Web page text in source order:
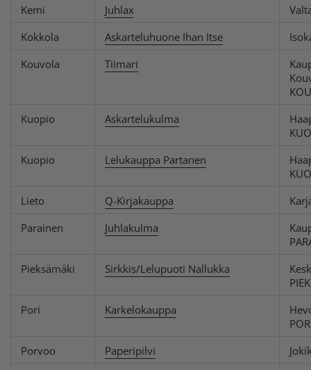
Kemi
Juhlax
Kokkola
Askarteluhuone Ihan Itse
Kouvola
Tiimari
Kuopio
Askartelukulma
Kuopio
Lelukauppa Partanen
Lieto
Q-Kirjakauppa
Parainen
Juhlakulma
Pieksämäki
Sirkkis/Lelupuoti Nallukka
Pori
Karkelokauppa
Porvoo
Paperipilvi